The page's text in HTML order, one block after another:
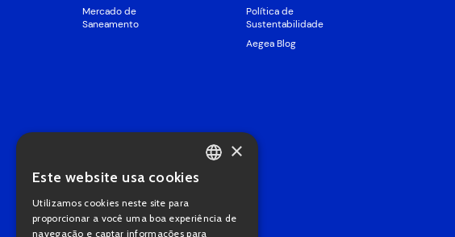
Mercado de
Saneamento
Política de
Sustentabilidade
Aegea Blog
PORTUGUESE
×
Este website usa cookies
Utilizamos cookies neste site para
proporcionar a você uma boa experiência de
navegação e captar informações para